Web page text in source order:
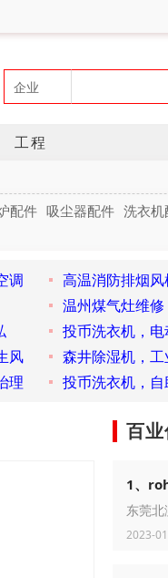
工程
配件 吸尘器配件 洗衣机
调 高温消防排烟
温州煤气灶维
投币洗衣机，
风
森井除湿机，工
理
投币洗衣机，自
能量机，净水器代理
百
1、
东莞北
2023-